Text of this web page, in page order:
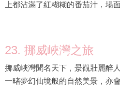
上都沾滿了紅糊糊的番茄汁，場
23. 挪威峽灣之旅
挪威峽灣聞名天下，景觀壯麗醉
一暏夢幻仙境般的自然美景，亦